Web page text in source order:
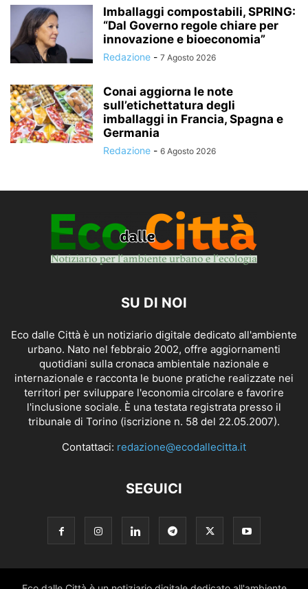
Imballaggi compostabili, SPRING:
“Dal Governo regole chiare per
innovazione e bioeconomia”
Redazione - 7 Agosto 2026
Conai aggiorna le note
sull’etichettatura degli
imballaggi in Francia, Spagna e
Germania
Redazione - 6 Agosto 2026
SU DI NOI
Eco dalle Città è un notiziario digitale dedicato all'ambiente
urbano. Nato nel febbraio 2002, offre aggiornamenti
quotidiani sulla cronaca ambientale nazionale e
internazionale e racconta le buone pratiche realizzate nei
territori per sviluppare l'economia circolare e favorire
l'inclusione sociale. È una testata registrata presso il
tribunale di Torino (iscrizione n. 58 del 22.05.2007).
Contattaci: redazione@ecodallecitta.it
SEGUICI